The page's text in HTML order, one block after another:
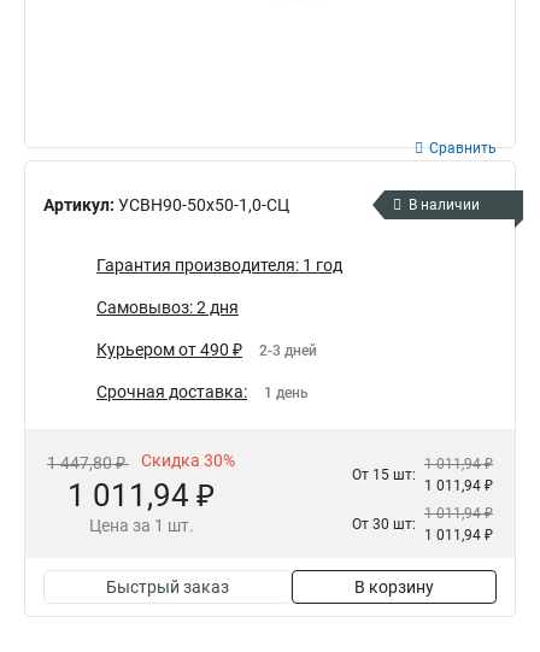
Артикул: УСВН90-50х50-1,0-СЦ
Сравнить
В наличии
Гарантия производителя: 1 год
Самовывоз: 2 дня
Курьером от 490 ₽ 2-3 дней
Срочная доставка: 1 день
1 447,80 ₽ Скидка 30%
1 011,94 ₽
Цена за 1 шт.
От 15 шт:
1 011,94 ₽
1 011,94 ₽
От 30 шт:
1 011,94 ₽
1 011,94 ₽
Быстрый заказ В корзину